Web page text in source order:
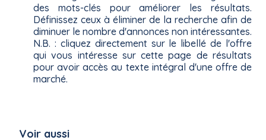
des mots-clés pour améliorer les résultats.
Définissez ceux à éliminer de la recherche afin de
diminuer le nombre d'annonces non intéressantes.
N.B. : cliquez directement sur le libellé de l'offre
qui vous intéresse sur cette page de résultats
pour avoir accès au texte intégral d'une offre de
marché.
Voir aussi